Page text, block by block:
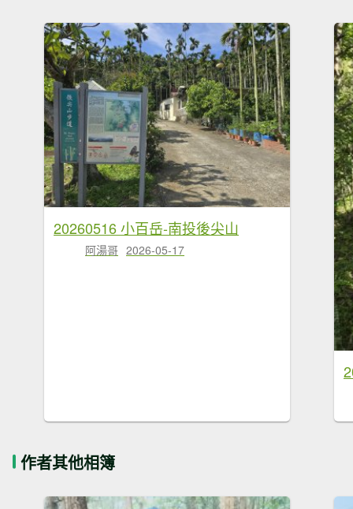
20260516 小百岳-南投後尖山
阿湯哥 2026-05-17
作者其他相簿